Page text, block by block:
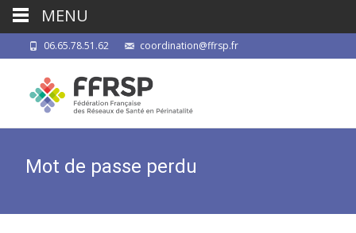
06.65.78.51.62 coordination@ffrsp.fr
Mot de passe perdu
MENU